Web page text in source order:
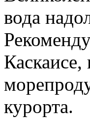
вода
курорта.